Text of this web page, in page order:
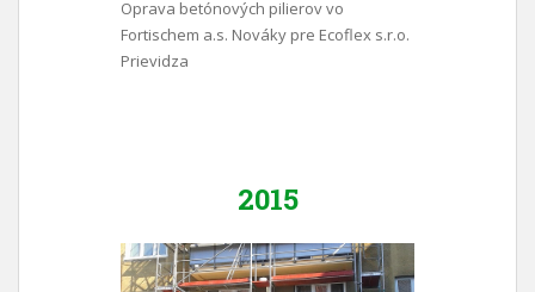
Oprava betónových pilierov vo
Fortischem a.s. Nováky pre Ecoflex s.r.o.
Prievidza
2015